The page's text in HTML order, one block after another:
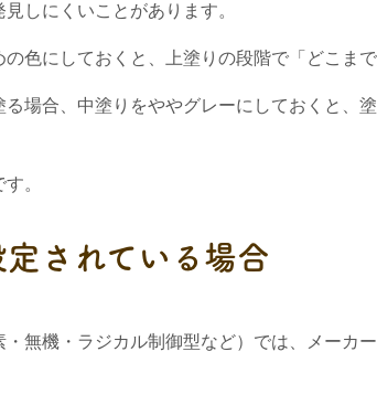
しにくいことがあります。
色にしておくと、上塗りの段階で「どこま
場合、中塗りをややグレーにしておくと、
。
されている場合
無機・ラジカル制御型など）では、メーカ